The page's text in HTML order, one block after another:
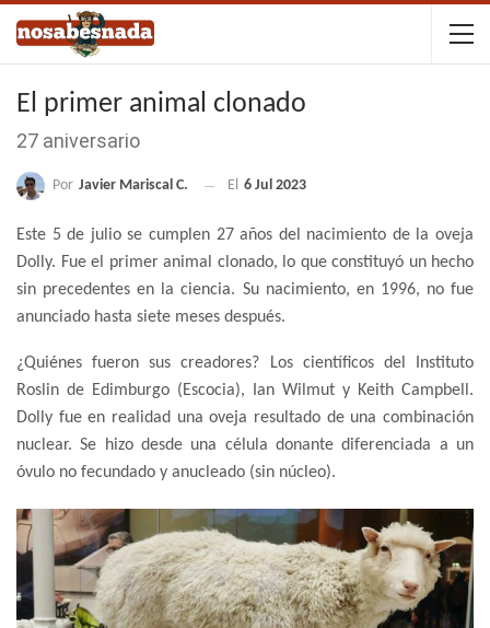
El primer animal clonado
27 aniversario
Por Javier Mariscal C. El 6 Jul 2023
Este 5 de julio se cumplen 27 años del nacimiento de la oveja
Dolly. Fue el primer animal clonado, lo que constituyó un hecho
sin precedentes en la ciencia. Su nacimiento, en 1996, no fue
anunciado hasta siete meses después.
¿Quiénes fueron sus creadores? Los científicos del Instituto
Roslin de Edimburgo (Escocia), Ian Wilmut y Keith Campbell.
Dolly fue en realidad una oveja resultado de una combinación
nuclear. Se hizo desde una célula donante diferenciada a un
óvulo no fecundado y anucleado (sin núcleo).